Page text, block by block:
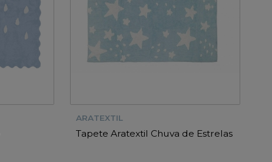
ARATEXTIL
Tapete Aratextil Chuva de Estrelas